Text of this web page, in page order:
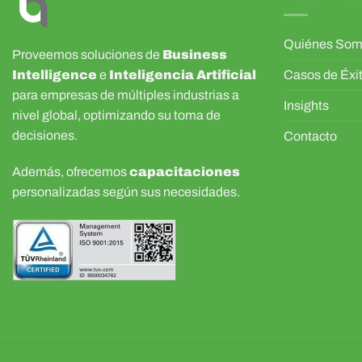
Proveemos soluciones de Business
Intelligence e Inteligencia Artificial
para empresas de múltiples industrias a
nivel global, optimizando su toma de
decisiones.
Además, ofrecemoscapacitaciones
personalizadas según sus necesidades.
Quiénes
Casos de
Insights
Contacto